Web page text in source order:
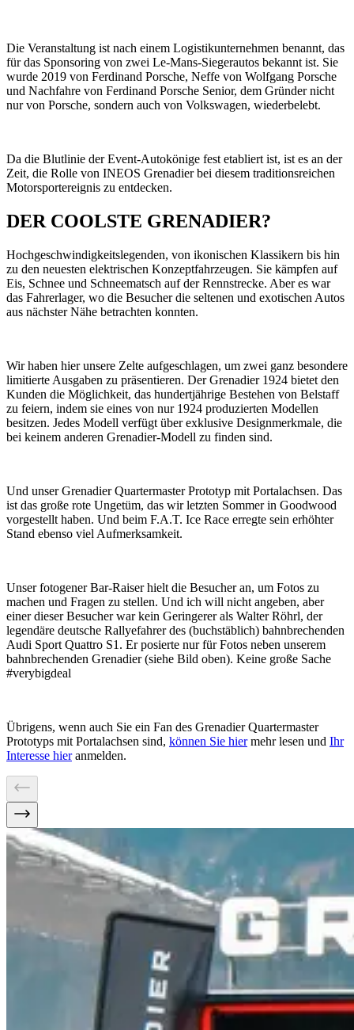
Die Veranstaltung ist nach einem Logistikunternehmen benannt, das
für das Sponsoring von zwei Le-Mans-Siegerautos bekannt ist. Sie
wurde 2019 von Ferdinand Porsche, Neffe von Wolfgang Porsche
und Nachfahre von Ferdinand Porsche Senior, dem Gründer nicht
nur von Porsche, sondern auch von Volkswagen, wiederbelebt.
Da die Blutlinie der Event-Autokönige fest etabliert ist, ist es an der
Zeit, die Rolle von INEOS Grenadier bei diesem traditionsreichen
Motorsportereignis zu entdecken.
DER COOLSTE GRENADIER?
Hochgeschwindigkeitslegenden, von ikonischen Klassikern bis hin
zu den neuesten elektrischen Konzeptfahrzeugen. Sie kämpfen auf
Eis, Schnee und Schneematsch auf der Rennstrecke. Aber es war
das Fahrerlager, wo die Besucher die seltenen und exotischen Autos
aus nächster Nähe betrachten konnten.
Wir haben hier unsere Zelte aufgeschlagen, um zwei ganz besondere
limitierte Ausgaben zu präsentieren. Der Grenadier 1924 bietet den
Kunden die Möglichkeit, das hundertjährige Bestehen von Belstaff
zu feiern, indem sie eines von nur 1924 produzierten Modellen
besitzen. Jedes Modell verfügt über exklusive Designmerkmale, die
bei keinem anderen Grenadier-Modell zu finden sind.
Und unser Grenadier Quartermaster Prototyp mit Portalachsen. Das
ist das große rote Ungetüm, das wir letzten Sommer in Goodwood
vorgestellt haben. Und beim F.A.T. Ice Race erregte sein erhöhter
Stand ebenso viel Aufmerksamkeit.
Unser fotogener Bar-Raiser hielt die Besucher an, um Fotos zu
machen und Fragen zu stellen. Und ich will nicht angeben, aber
einer dieser Besucher war kein Geringerer als Walter Röhrl, der
legendäre deutsche Rallyefahrer des (buchstäblich) bahnbrechenden
Audi Sport Quattro S1. Er posierte nur für Fotos neben unserem
bahnbrechenden Grenadier (siehe Bild oben). Keine große Sache
#verybigdeal
Übrigens, wenn auch Sie ein Fan des Grenadier Quartermaster
Prototyps mit Portalachsen sind, können Sie hiermehr lesen und Ihr
Interesse hieranmelden.